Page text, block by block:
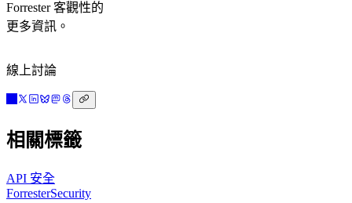
Forrester 客觀性的
更多資訊。
線上討論
相關標籤
API 安全
ForresterSecurity